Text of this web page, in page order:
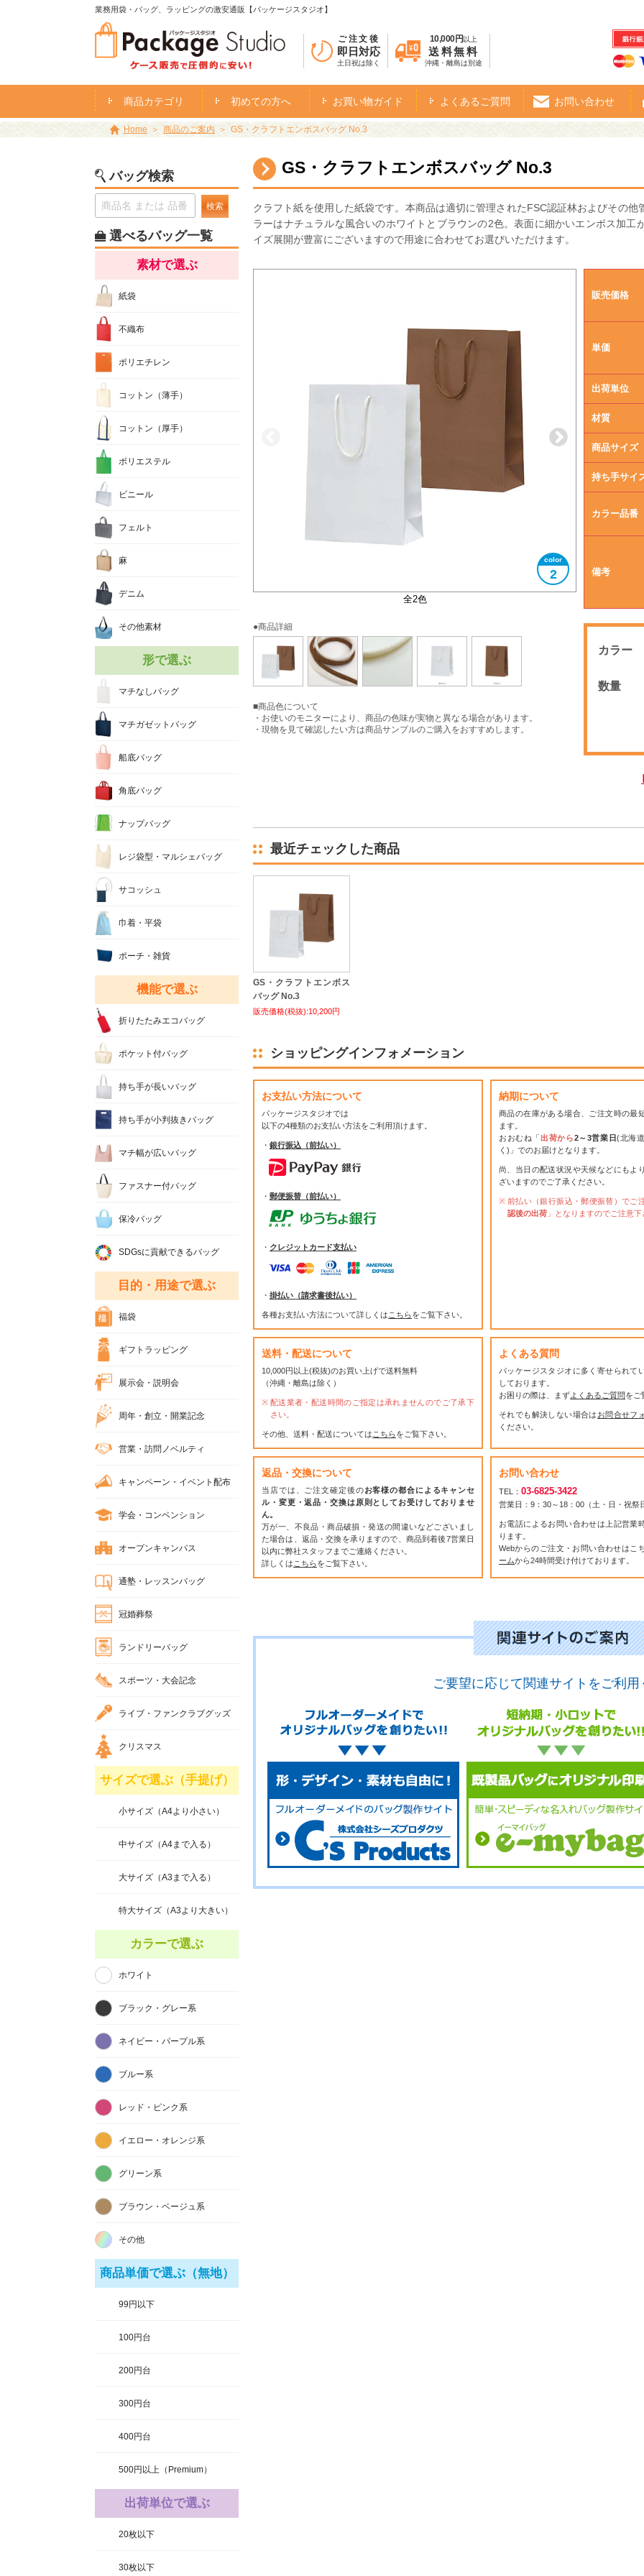
業務用袋・バッグ、ラッピングの激安通販【パッケージスタジオ】
ご注文後
即日対応
土日祝は除く
10,000円 以上
送料無料
沖縄・離島は別途
商品カテゴリ 初めての方へ お買い物ガイド よくあるご質問 お問い合わせ
Home 商品のご案内 GS・クラフトエンボスバッグ No.3
GS・クラフトエンボスバッグ No.3
クラフト紙を使用した紙袋です。本商品は適切に管理されたFSC認証林およびその
ラーはナチュラルな風合いのホワイトとブラウンの2色。表面に細かいエンボス加
イズ展開が豊富にございますので用途に合わせてお選びいただけます。
全2色
2
持ち手はペーパーヤーンを使用
表面は細かいエンボス加工
●商品詳細
■商品色について
・お使いのモニターにより、商品の色味が実物と異なる場合があります。
・現物を見て確認したい方は商品サンプルのご購入をおすすめします。
販売価格
単価
出荷単位
材質
商品サイズ
持ち手サイ
カラー品番
備考
カラー
数量
最近チェックした商品
GS・クラフトエンボス
バッグ No.3
販売価格(税抜):10,200円
ショッピングインフォメーション
お支払い方法について
パッケージスタジオでは
以下の4種類のお支払い方法をご利用頂けます。
・ 銀行振込（前払い）
・ 郵便振替（前払い）
・ クレジットカード支払い
・ 掛払い（請求書後払い）
各種お支払い方法について詳しくは こちらをご覧下さい。
納期について
商品の在庫がある場合、ご注文時の最
ます。
おおむね「出荷から2～3営業日(北海
く)」でのお届けとなります。
尚、当日の配送状況や天候などにもよ
ざいますのでご了承ください。
前払い（銀行振込・郵便振替）でご
認後の出荷 」となりますのでご注意
送料・配送について
10,000円以上(税抜)のお買い上げで送料無料
（沖縄・離島は除く）
配送業者・配送時間のご指定は承れませんのでご了承下
さい。
その他、送料・配送については こちらをご覧下さい。
よくある質問
パッケージスタジオに多く寄せられて
しております。
お困りの際は、まずよくあるご質問をご
それでも解決しない場合は お問合せフ
ください。
返品・交換について
当店では、ご注文確定後のお客様の都合によるキャンセ
ル・変更・返品・交換は原則としてお受けしておりませ
ん。
万が一、不良品・商品破損・発送の間違いなどございまし
た場合は、返品・交換を承りますので、商品到着後7営業日
以内に弊社スタッフまでご連絡ください。
詳しくは こちらをご覧下さい。
お問い合わせ
TEL： 03-6825-3422
営業日：9：30～18：00（土・日・祝祭
お電話によるお問い合わせは上記営業
ります。
Webからのご注文・お問い合わせはこ
ームから24時間受け付けております。
ご要望に応じて関連サイトをご利用
バッグ検索
検索
選べるバッグ一覧
素材で選ぶ
紙袋
不織布
ポリエチレン
コットン（薄手）
コットン（厚手）
ポリエステル
ビニール
フェルト
麻
デニム
その他素材
形で選ぶ
マチなしバッグ
マチガゼットバッグ
船底バッグ
角底バッグ
ナップバッグ
レジ袋型・マルシェバッグ
サコッシュ
巾着・平袋
ポーチ・雑貨
機能で選ぶ
折りたたみエコバッグ
ポケット付バッグ
持ち手が長いバッグ
持ち手が小判抜きバッグ
マチ幅が広いバッグ
ファスナー付バッグ
保冷バッグ
SDGsに貢献できるバッグ
目的・用途で選ぶ
福袋
ギフトラッピング
展示会・説明会
周年・創立・開業記念
営業・訪問ノベルティ
キャンペーン・イベント配布
学会・コンベンション
オープンキャンパス
通塾・レッスンバッグ
冠婚葬祭
ランドリーバッグ
スポーツ・大会記念
ライブ・ファンクラブグッズ
クリスマス
サイズで選ぶ（手提げ）
小サイズ（A4より小さい）
中サイズ（A4まで入る）
大サイズ（A3まで入る）
特大サイズ（A3より大きい）
カラーで選ぶ
ホワイト
ブラック・グレー系
ネイビー・パープル系
ブルー系
レッド・ピンク系
イエロー・オレンジ系
グリーン系
ブラウン・ベージュ系
その他
商品単価で選ぶ（無地）
99円以下
100円台
200円台
300円台
400円台
500円以上（Premium）
出荷単位で選ぶ
20枚以下
30枚以下